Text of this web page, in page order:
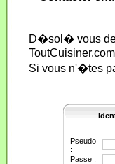
D�sol� vous
Si vous n'�tes
Pseudo
:
Passe :